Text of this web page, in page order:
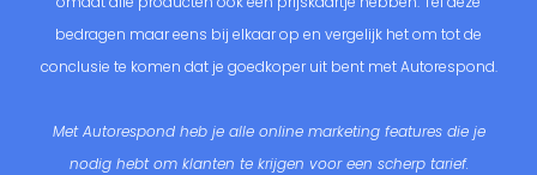
bedragen maar eens bij elkaar op en vergelijk het om tot de
conclusie te komen dat je goedkoper uit bent met Autorespond.
Met Autorespond heb je alle online marketing features die je
nodig hebt om klanten te krijgen voor een scherp tarief.